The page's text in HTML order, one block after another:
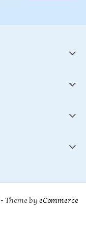
- Theme by eCommerce